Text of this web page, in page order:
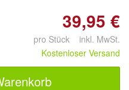
39,95 €
pro Stück inkl. MwSt.
Kostenloser Versand